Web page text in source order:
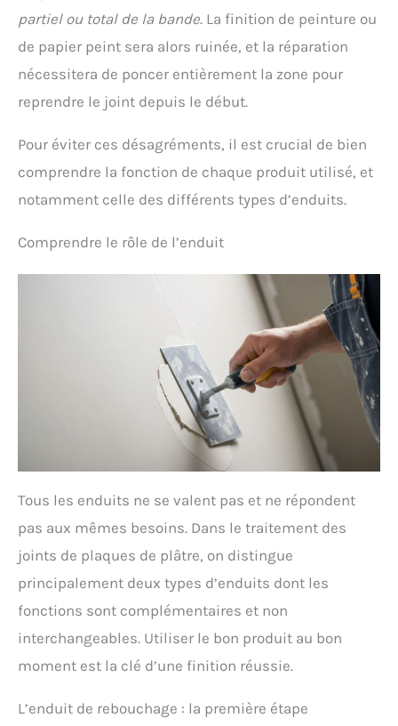
partiel ou total de la bande. La finition de peinture ou
de papier peint sera alors ruinée, et la réparation
nécessitera de poncer entièrement la zone pour
reprendre le joint depuis le début.
Pour éviter ces désagréments, il est crucial de bien
comprendre la fonction de chaque produit utilisé, et
notamment celle des différents types d’enduits.
Comprendre le rôle de l’enduit
Tous les enduits ne se valent pas et ne répondent
pas aux mêmes besoins. Dans le traitement des
joints de plaques de plâtre, on distingue
principalement deux types d’enduits dont les
fonctions sont complémentaires et non
interchangeables. Utiliser le bon produit au bon
moment est la clé d’une finition réussie.
L’enduit de rebouchage : la première étape